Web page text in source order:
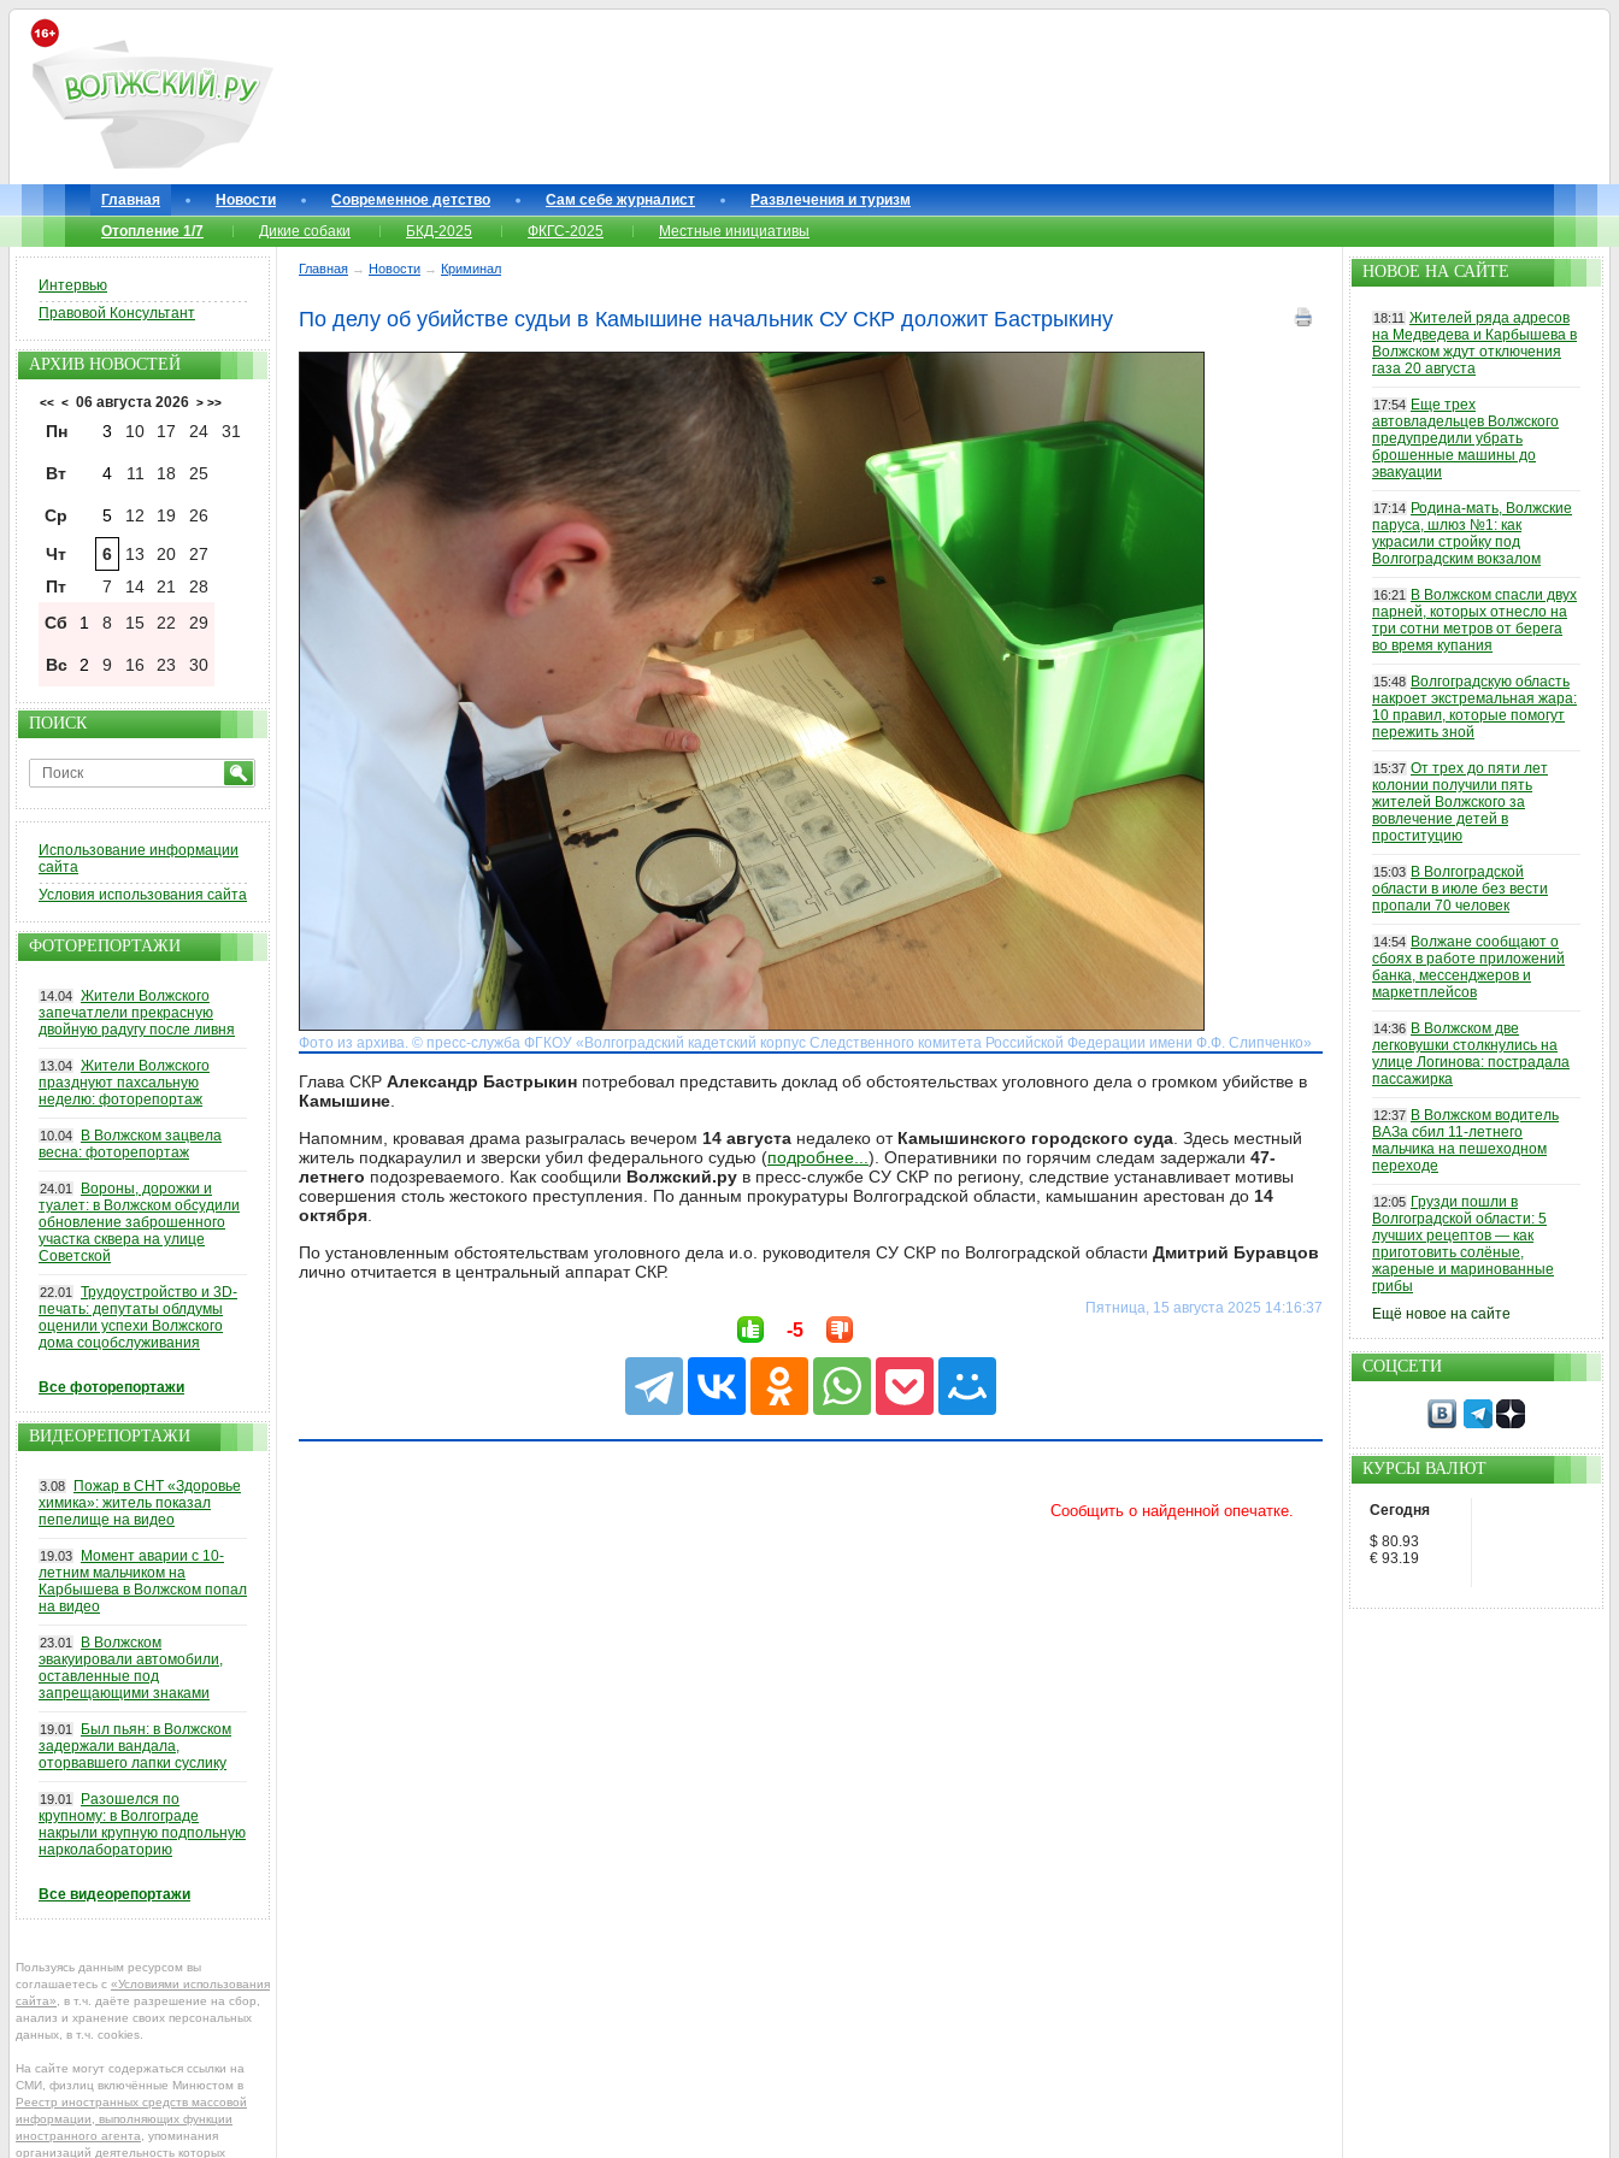
Главная Новости Современное детство Сам себе журналист
Развлечения и туризм
Отопление 1/7
Дикие собаки БКД-2025 ФКГС-2025 Местные инициативы
Главная → Новости → Криминал
По делу об убийстве судьи в Камышине начальник СУ СКР доложит Бастрыкину
Фото из архива. © пресс-служба ФГКОУ «Волгоградский кадетский корпус Следственного комитета Российской Федерации имени Ф.Ф. Слипченко»
Глава СКР Александр Бастрыкин потребовал представить доклад об обстоятельствах уголовного дела о громком убийстве в
Камышине
Напомним, кровавая драма разыгралась вечером 14 августа недалеко от Камышинского городского суда . Здесь местный
житель подкараулил и зверски убил федерального судью (подробнее... ). Оперативники по горячим следам задержали 47-
летнего подозреваемого. Как сообщили Волжский.ру в пресс-службе СУ СКР по региону, следствие устанавливает мотивы
совершения столь жестокого преступления. По данным прокуратуры Волгоградской области, камышанин арестован до 14
октября
По установленным обстоятельствам уголовного дела и.о. руководителя СУ СКР по Волгоградской области Дмитрий Буравцов
лично отчитается в центральный аппарат СКР.
Пятница, 15 августа 2025 14:16:37
-5
Интервью
Правовой Консультант
АРХИВ НОВОСТЕЙ
<< < 06 августа 2026 > >>
Пн 3 10 17 24 31
Вт 4 11 18 25
Ср 5 12 19
26
Чт
6 13 20
27
Пт
7 14 21
28
Сб
1 8 15 22 29
Вс 2 9 16 23 30
ПОИСК
Использование информации
сайта
Условия использования сайта
ФОТОРЕПОРТАЖИ
14.04 Жители Волжского
запечатлели прекрасную
двойную радугу после ливня
13.04 Жители Волжского
празднуют пахсальную
неделю: фоторепортаж
10.04
В Волжском зацвела
весна: фоторепортаж
24.01
Вороны, дорожки и
туалет: в Волжском обсудили
обновление заброшенного
участка сквера на улице
Советской
22.01
Трудоустройство и 3D-
печать: депутаты облдумы
оценили успехи Волжского
дома соцобслуживания
Все фоторепортажи
ВИДЕОРЕПОРТАЖИ
3.08
Пожар в СНТ «Здоровье
химика»: житель показал
пепелище на видео
19.03
Момент аварии с 10-
летним мальчиком на
Карбышева в Волжском попал
на видео
23.01
В Волжском
эвакуировали автомобили,
оставленные под
запрещающими знаками
19.01
Был пьян: в Волжском
задержали вандала,
оторвавшего лапки суслику
19.01
Разошелся по
крупному: в Волгограде
накрыли крупную подпольную
нарколабораторию
Все видеорепортажи
Пользуясь данным ресурсом вы
соглашаетесь с «Условиями использования
сайта» , в т.ч. даёте разрешение на сбор,
анализ и хранение своих персональных
данных, в т.ч. cookies.
На сайте могут содержаться ссылки на
СМИ, физлиц включённые Минюстом в
Реестр иностранных средств массовой
информации, выполняющих функции
иностранного агента , упоминания
организаций деятельность которых
НОВОЕ НА САЙТЕ
18:11 Жителей ряда адресов
на Медведева и Карбышева в
Волжском ждут отключения
газа 20 августа
17:54 Еще трех
автовладельцев Волжского
предупредили убрать
брошенные машины до
эвакуации
17:14 Родина-мать, Волжские
паруса, шлюз №1: как
украсили стройку под
Волгоградским вокзалом
16:21
В Волжском спасли двух
парней, которых отнесло на
три сотни метров от берега
во время купания
15:48 Волгоградскую область
накроет экстремальная жара:
10 правил, которые помогут
пережить зной
15:37 От трех до пяти лет
колонии получили пять
жителей Волжского за
вовлечение детей в
проституцию
15:03 В Волгоградской
области в июле без вести
пропали 70 человек
14:54 Волжане сообщают о
сбоях в работе приложений
банка, мессенджеров и
маркетплейсов
14:36 В Волжском две
легковушки столкнулись на
улице Логинова: пострадала
пассажирка
12:37 В Волжском водитель
ВАЗа сбил 11-летнего
мальчика на пешеходном
переходе
12:05 Грузди пошли в
Волгоградской области: 5
лучших рецептов — как
приготовить солёные,
жареные и маринованные
грибы
Ещё новое на сайте
СОЦСЕТИ
КУРСЫ ВАЛЮТ
Сегодня
$ 80.93
€ 93.19